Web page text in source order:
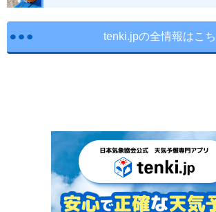
tenki.jpの全情報はこ